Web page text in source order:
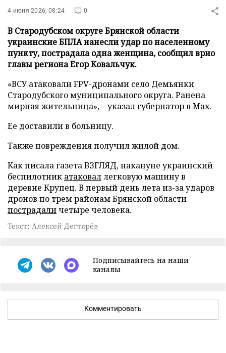
4 июня 2026, 08:24 0
В Стародубском округе Брянской области
украинские БПЛА нанесли удар по населенному
пункту, пострадала одна женщина, сообщил врио
главы региона Егор Ковальчук.
«ВСУ атаковали FPV-дронами село Демьянки
Стародубского муниципального округа. Ранена
мирная жительница», – указал губернатор в Max.
Ее доставили в больницу.
Также повреждения получил жилой дом.
Как писала газета ВЗГЛЯД, накануне украинский
беспилотник атаковаллегковую машину в
деревне Крупец. В первый день лета из-за ударов
дронов по трем районам Брянской области
пострадаличетыре человека.
Текст: Алексей Дегтярёв
Подписывайтесь на наши
каналы
Комментировать